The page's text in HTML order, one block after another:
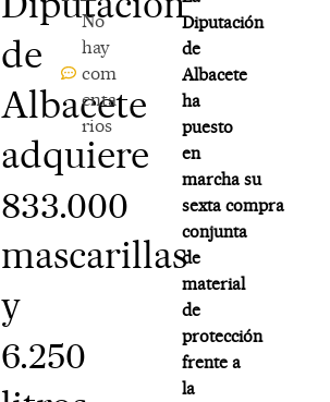
de
Albacete
adquiere
833.000
mascarillas
y
6.250
No
hay
com
enta
rios
Diputación
de
Albacete
ha
puesto
en
marcha su
sexta compra
conjunta
de
material
de
protección
frente a
la